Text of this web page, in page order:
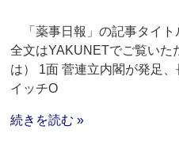
「薬事日報」の記事タイト
全文はYAKUNETでご覧い
は） 1面 菅連立内閣が発足
イッチO
続きを読む »